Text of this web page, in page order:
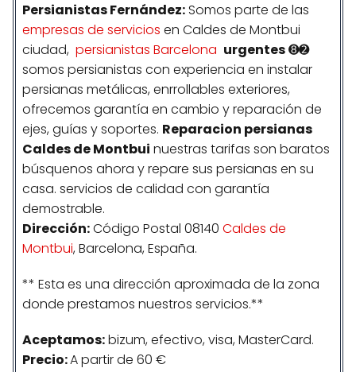
PersianistasFernández:Somos parte de las
empresas de servicios en Caldes de Montbui
ciudad, persianistas Barcelona urgentes➑➋
somos persianistas con experiencia en instalar
persianas metálicas, enrrollables exteriores,
ofrecemos garantía en cambio y reparación de
ejes, guías y soportes. Reparacion persianas
Caldes de Montbui nuestras tarifas son baratos
búsquenos ahora y repare sus persianas en su
casa. servicios de calidad con garantía
demostrable.
Dirección:Código Postal 08140 Caldes de
Montbui, Barcelona, España.
** Esta es una dirección aproximada de la zona
donde prestamos nuestros servicios.**
Aceptamos:bizum, efectivo, visa, MasterCard.
Precio:A partir de 60 €